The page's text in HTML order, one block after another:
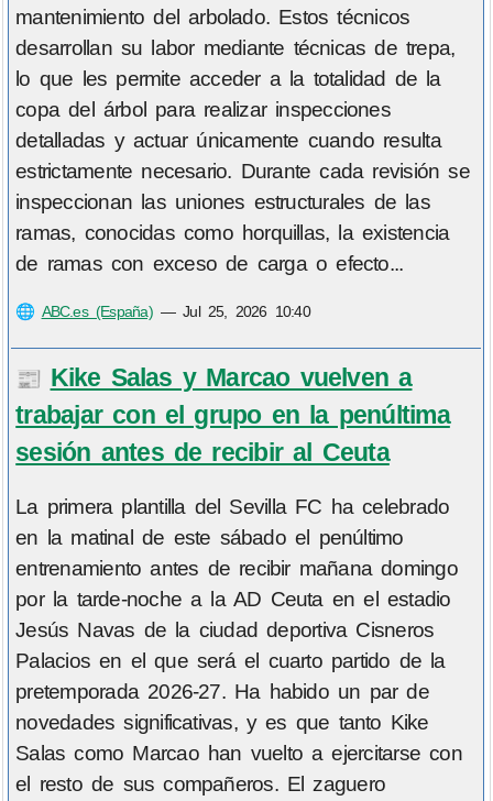
mantenimiento del arbolado. Estos técnicos
desarrollan su labor mediante técnicas de trepa,
lo que les permite acceder a la totalidad de la
copa del árbol para realizar inspecciones
detalladas y actuar únicamente cuando resulta
estrictamente necesario. Durante cada revisión se
inspeccionan las uniones estructurales de las
ramas, conocidas como horquillas, la existencia
de ramas con exceso de carga o efecto...
🌐 ABC.es (España)—Jul 25, 2026 10:40
📰 Kike Salas y Marcao vuelven a
trabajar con el grupo en la penúltima
sesión antes de recibir al Ceuta
La primera plantilla del Sevilla FC ha celebrado
en la matinal de este sábado el penúltimo
entrenamiento antes de recibir mañana domingo
por la tarde-noche a la AD Ceuta en el estadio
Jesús Navas de la ciudad deportiva Cisneros
Palacios en el que será el cuarto partido de la
pretemporada 2026-27. Ha habido un par de
novedades significativas, y es que tanto Kike
Salas como Marcao han vuelto a ejercitarse con
el resto de sus compañeros. El zaguero